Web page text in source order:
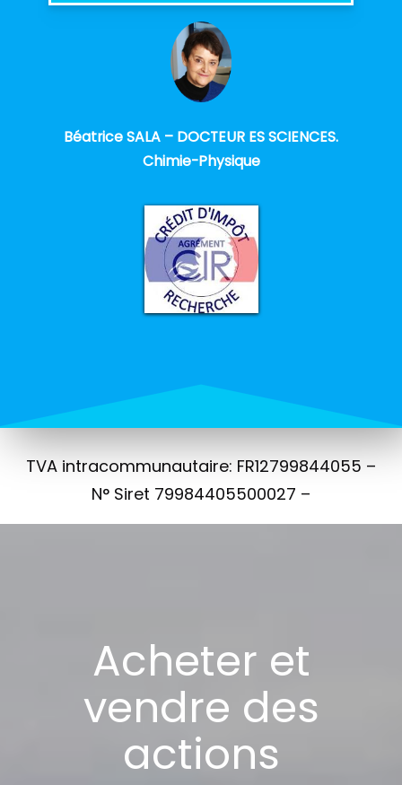
Béatrice SALA – DOCTEUR ES SCIENCES.
Chimie-Physique
TVA intracommunautaire: FR12799844055 –
N° Siret 79984405500027 –
Acheter et
vendre des
actions